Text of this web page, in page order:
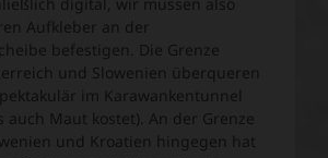
Aufkleber an der
befestigen. Die Grenze
und Slowenien überqueren
im Karawankentunnel
auch Maut kostet). An der Grenze
und Kroatien hingegen hat